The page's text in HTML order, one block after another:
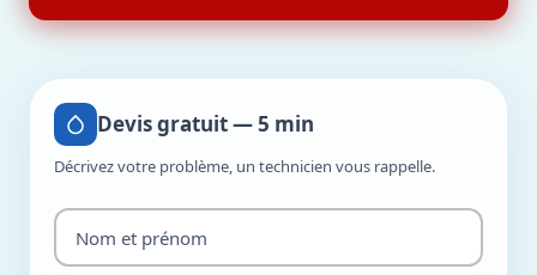
Devis gratuit — 5 min
Décrivez votre problème, un technicien vous rappelle.